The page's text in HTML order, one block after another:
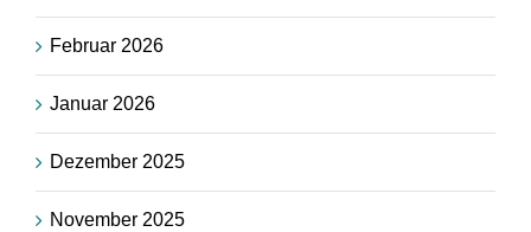
Februar 2026
Januar 2026
Dezember 2025
November 2025